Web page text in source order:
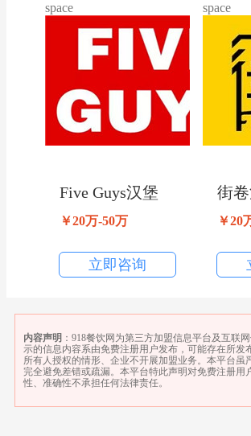
space
Five Guys汉堡
￥20万-50万
立即咨询
space
街
￥20
内容声明 ：918餐饮网为第三方加盟信息平台及互联
示的信息内容系由免费注册用户发布，可能存在所发
所有人授权的情形、企业不开展加盟业务。本平台虽
完全避免差错或疏漏。本平台特此声明对免费注册用
性、准确性不承担任何法律责任。